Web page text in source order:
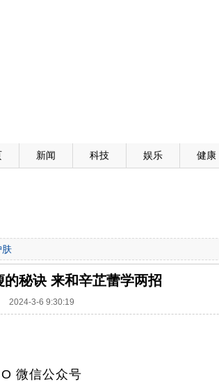
新闻 科技 娱乐 健康
肤
的秘诀 来和辛芷蕾学两招
2024-3-6 9:30:19
微信公众号